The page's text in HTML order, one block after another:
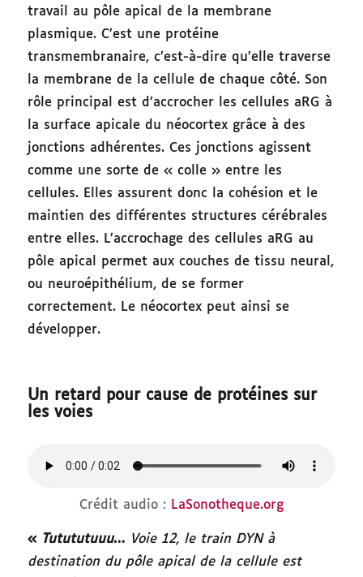
travail au pôle apical de la membrane
plasmique. C’est une protéine
transmembranaire, c’est-à-dire qu’elle traverse
la membrane de la cellule de chaque côté. Son
rôle principal est d’accrocher les cellules aRG à
la surface apicale du néocortex grâce à des
jonctions adhérentes. Ces jonctions agissent
comme une sorte de « colle » entre les
cellules. Elles assurent donc la cohésion et le
maintien des différentes structures cérébrales
entre elles. L’accrochage des cellules aRG au
pôle apical permet aux couches de tissu neural,
ou neuroépithélium, de se former
correctement. Le néocortex peut ainsi se
développer.
Un retard pour cause de protéines sur
les voies
Crédit audio : LaSonotheque.org
« Tutututuuu… Voie 12, le train DYN à
destination du pôle apical de la cellule est